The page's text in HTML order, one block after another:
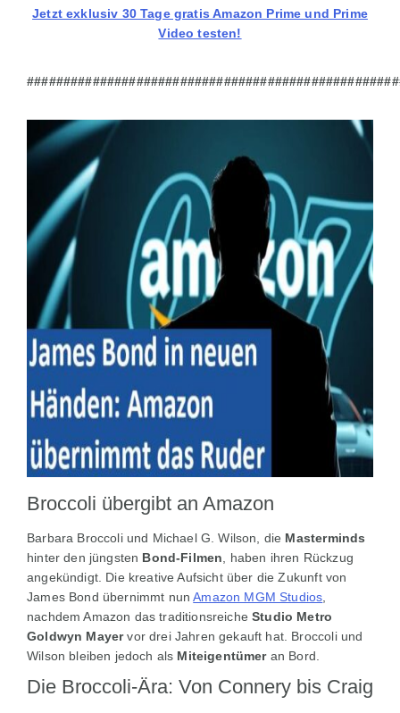
Jetzt exklusiv 30 Tage gratis Amazon Prime und Prime
Video testen!
Broccoli übergibt an Amazon
Barbara Broccoli und Michael G. Wilson, die Masterminds
hinter den jüngsten Bond-Filmen , haben ihren Rückzug
angekündigt. Die kreative Aufsicht über die Zukunft von
James Bond übernimmt nunAmazon MGM Studios
nachdem Amazon das traditionsreicheStudio Metro
Goldwyn Mayervor drei Jahren gekauft hat. Broccoli und
Wilson bleiben jedoch als Miteigentümeran Bord.
Die Broccoli-Ära: Von Connery bis Craig